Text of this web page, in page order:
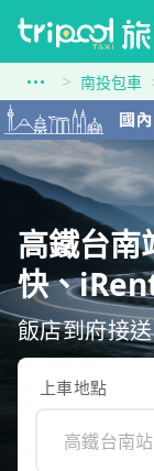
南投包車
高鐵台
快、
飯店到府接送
上車地點